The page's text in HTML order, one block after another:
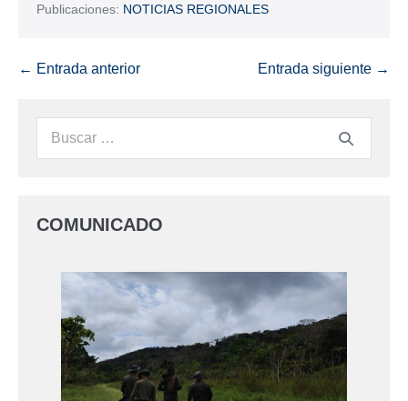
Publicaciones: NOTICIAS REGIONALES
← Entrada anterior Entrada siguiente →
COMUNICADO